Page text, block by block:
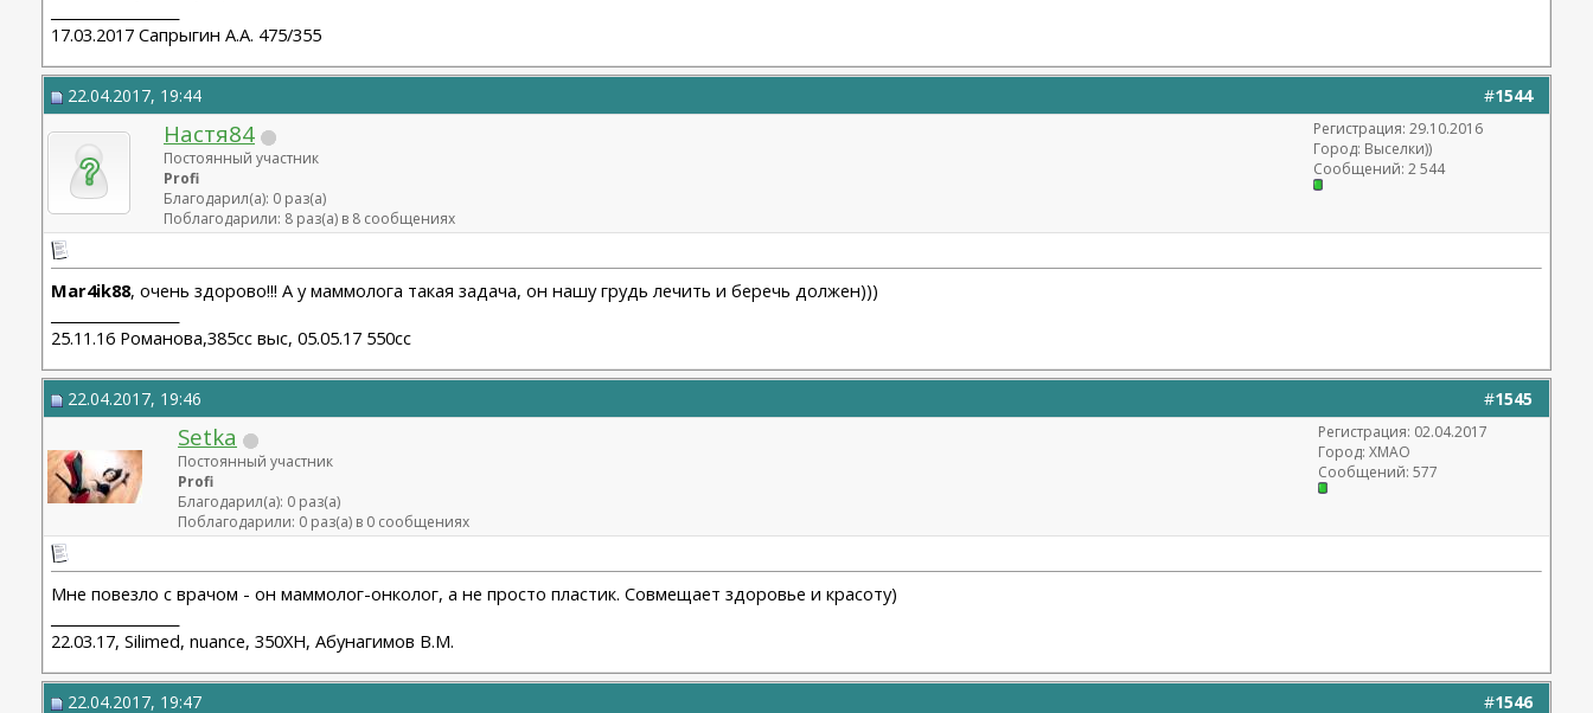
17.03.2017 Сапрыгин А.А. 475/355
#1544
22.04.2017, 19:44
Настя84
Постоянный участник
Profi
Благодарил(а): 0 раз(а)
Поблагодарили: 8 раз(а) в 8 сообщениях
Регистрация: 29.10.2016
Город: Выселки))
Сообщений: 2 544
Mar4ik88, очень здорово!!! А у маммолога такая задача, он нашу грудь лечить и беречь должен)))
25.11.16 Романова,385сс выс, 05.05.17 550сс
#1545
22.04.2017, 19:46
Setka
Постоянный участник
Profi
Благодарил(а): 0 раз(а)
Поблагодарили: 0 раз(а) в 0 сообщениях
Регистрация: 02.04.2017
Город: ХМАО
Сообщений: 577
Мне повезло с врачом - он маммолог-онколог, а не просто пластик. Совмещает здоровье и красоту)
22.03.17, Silimed, nuance, 350ХН, Абунагимов В.М.
#1546
22.04.2017, 19:47